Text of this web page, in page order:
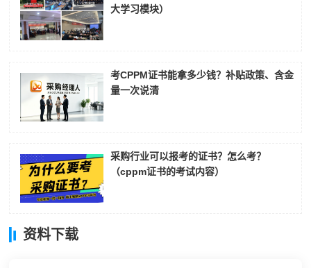
大学习模块）
考CPPM证书能拿多少钱？补贴政策、含金
量一次说清
采购行业可以报考的证书？怎么考？
（cppm证书的考试内容）
资料下载